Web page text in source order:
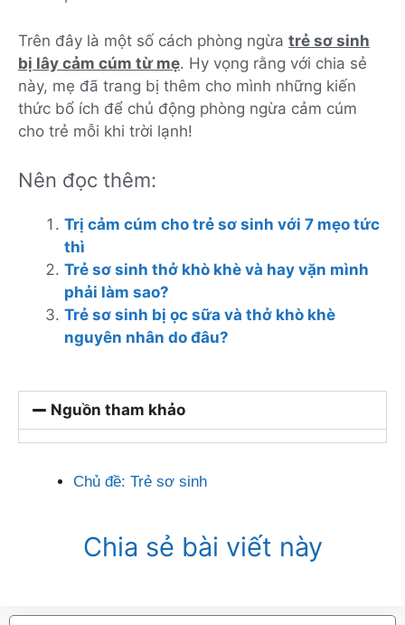
Trên đây là một số cách phòng ngừa trẻ sơ sinh
bị lây cảm cúm từ mẹ. Hy vọng rằng với chia sẻ
này, mẹ đã trang bị thêm cho mình những kiến
thức bổ ích để chủ động phòng ngừa cảm cúm
cho trẻ mỗi khi trời lạnh!
Nên đọc thêm:
Trị cảm cúm cho trẻ sơ sinh với 7 mẹo tức
thì
Trẻ sơ sinh thở khò khè và hay vặn mình
phải làm sao?
Trẻ sơ sinh bị ọc sữa và thở khò khè
nguyên nhân do đâu?
Nguồn tham khảo
Chủ đề: Trẻ sơ sinh
Chia sẻ bài viết này